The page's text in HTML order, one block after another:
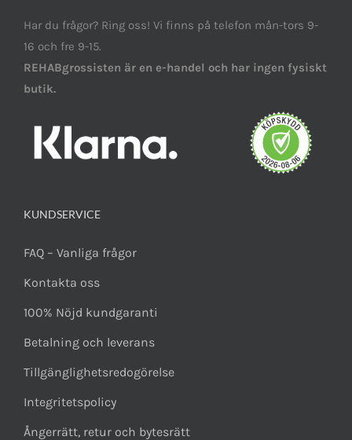
Har du frågor? Ring oss! Vi finns på telefon mån-tors 9-
16 och fre 9-15.
REHABgrossisten är en e-handel och har ingen fysiskt
butik.
KUNDSERVICE
FAQ – Vanliga frågor
Kontakta oss
100% Nöjd kundgaranti
Betalning och leverans
Tillgänglighetsredogörelse
Integritetspolicy
Ångerrätt, retur och bytesrätt